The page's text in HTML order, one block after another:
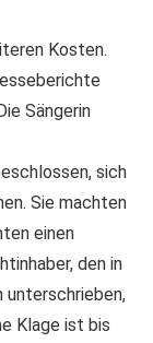
Kosten.
Sängerin
sich
Sie machten
einen
den in
unterschrieben,
Klage ist bis